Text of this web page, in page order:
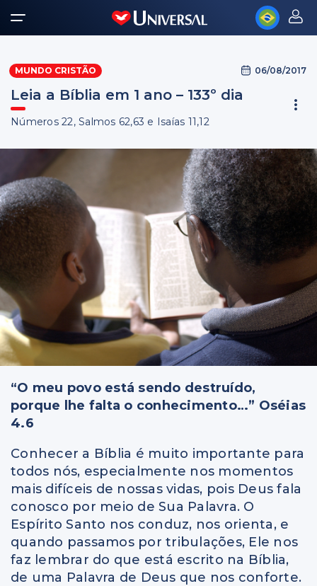
MUNDO CRISTÃO 06/08/2017
Leia a Bíblia em 1 ano – 133º dia
Números 22, Salmos 62,63 e Isaías 11,12
“O meu povo está sendo destruído,
porque lhe falta o conhecimento…” Oséias
4.6
Conhecer a Bíblia é muito importante para
todos nós, especialmente nos momentos
mais difíceis de nossas vidas, pois Deus fala
conosco por meio de Sua Palavra. O
Espírito Santo nos conduz, nos orienta, e
quando passamos por tribulações, Ele nos
faz lembrar do que está escrito na Bíblia,
de uma Palavra de Deus que nos conforte.